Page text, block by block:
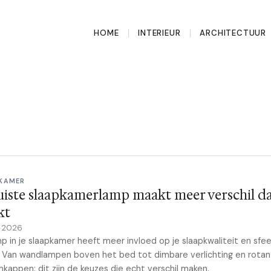
HOME INTERIEUR ARCHITECTUUR
slaapkamerlamp maakt meer verschil
2026
in je slaapkamer heeft meer invloed op je slaapkwaliteit en
wandlampen boven het bed tot dimbare verlichting en rotan
dit zijn de keuzes die echt verschil maken.